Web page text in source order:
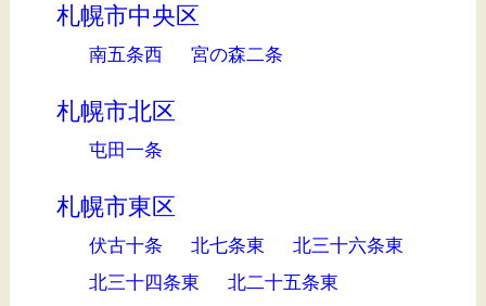
札幌市中央区
南五条西 宮の森二条
札幌市北区
屯田一条
札幌市東区
伏古十条 北七条東
北三十六条東
北三十四条東
北二十五条東